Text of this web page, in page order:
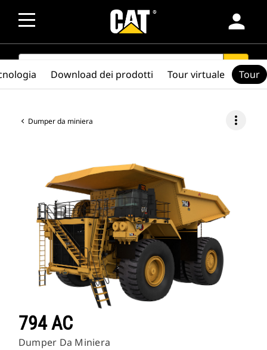
person
SEARCH search
Dumper da miniera more_vert
794 AC
Dumper Da Miniera
Download dei prodotti Tour virtuale Tour